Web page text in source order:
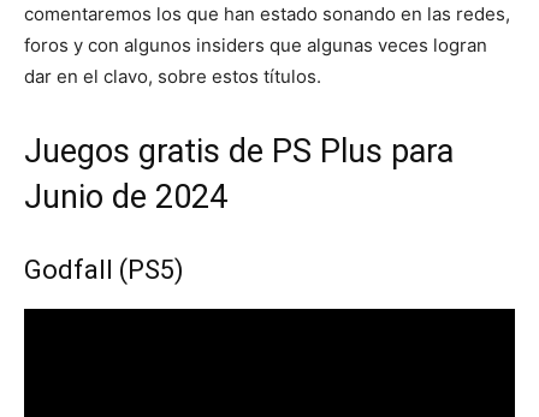
comentaremos los que han estado sonando en las redes,
foros y con algunos insiders que algunas veces logran
dar en el clavo, sobre estos títulos.
Juegos gratis de PS Plus para
Junio de 2024
Godfall (PS5)